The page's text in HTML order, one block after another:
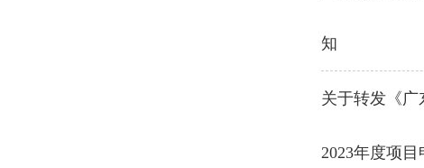
知
关于转发《广
2023年度项